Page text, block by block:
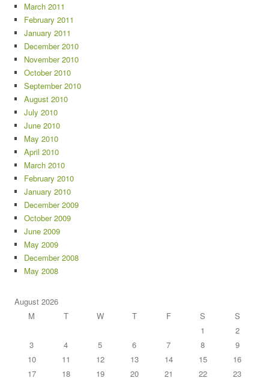
March 2011
February 2011
January 2011
December 2010
November 2010
October 2010
September 2010
August 2010
July 2010
June 2010
May 2010
April 2010
March 2010
February 2010
January 2010
December 2009
October 2009
June 2009
May 2009
December 2008
May 2008
August 2026
M
T W T F S
S
1
2
3
4 5 6 7 8
9
10
11 12 13 14 15
16
17
18 19 20 21 22
23